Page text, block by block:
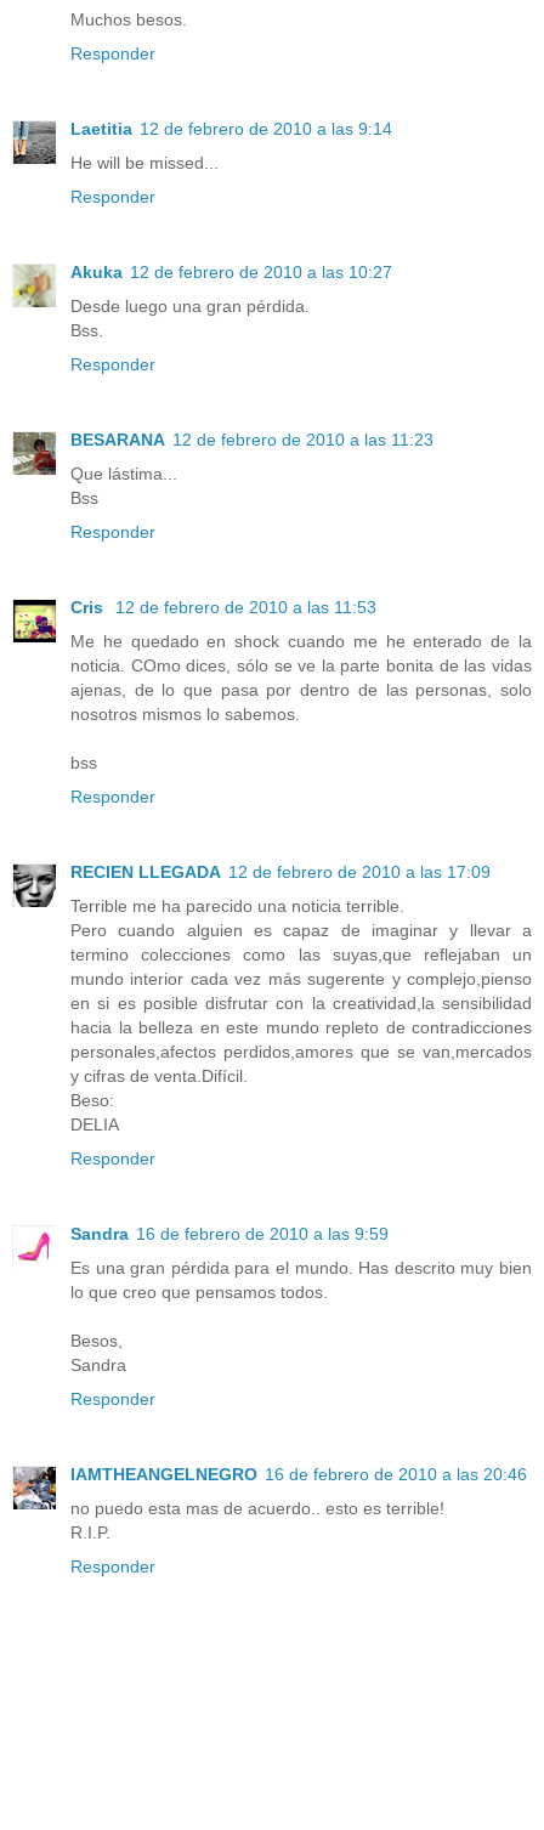
Muchos besos.
Responder
Laetitia 12 de febrero de 2010 a las 9:14
He will be missed...
Responder
Akuka 12 de febrero de 2010 a las 10:27
Desde luego una gran pérdida.
Bss.
Responder
BESARANA 12 de febrero de 2010 a las 11:23
Que lástima...
Bss
Responder
Cris
12 de febrero de 2010 a las 11:53
Me he quedado en shock cuando me he enterado de la
noticia. COmo dices, sólo se ve la parte bonita de las vidas
ajenas, de lo que pasa por dentro de las personas, solo
nosotros mismos lo sabemos.
bss
Responder
RECIEN LLEGADA 12 de febrero de 2010 a las 17:09
Terrible me ha parecido una noticia terrible.
Pero cuando alguien es capaz de imaginar y llevar a
termino colecciones como las suyas,que reflejaban un
mundo interior cada vez más sugerente y complejo,pienso
en si es posible disfrutar con la creatividad,la sensibilidad
hacia la belleza en este mundo repleto de contradicciones
personales,afectos perdidos,amores que se van,mercados
y cifras de venta.Difícil.
Beso:
DELIA
Responder
Sandra 16 de febrero de 2010 a las 9:59
Es una gran pérdida para el mundo. Has descrito muy bien
lo que creo que pensamos todos.
Besos,
Sandra
Responder
IAMTHEANGELNEGRO 16 de febrero de 2010 a las 20:46
no puedo esta mas de acuerdo.. esto es terrible!
R.I.P.
Responder